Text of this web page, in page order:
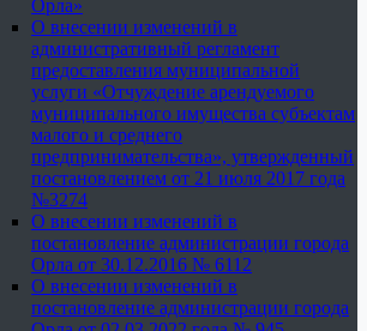
Орла»
О внесении изменений в
административный регламент
предоставления муниципальной
услуги «Отчуждение арендуемого
муниципального имущества субъектам
малого и среднего
предпринимательства», утвержденный
постановлением от 21 июля 2017 года
№3274
О внесении изменений в
постановление администрации города
Орла от 30.12.2016 № 6112
О внесении изменений в
постановление администрации города